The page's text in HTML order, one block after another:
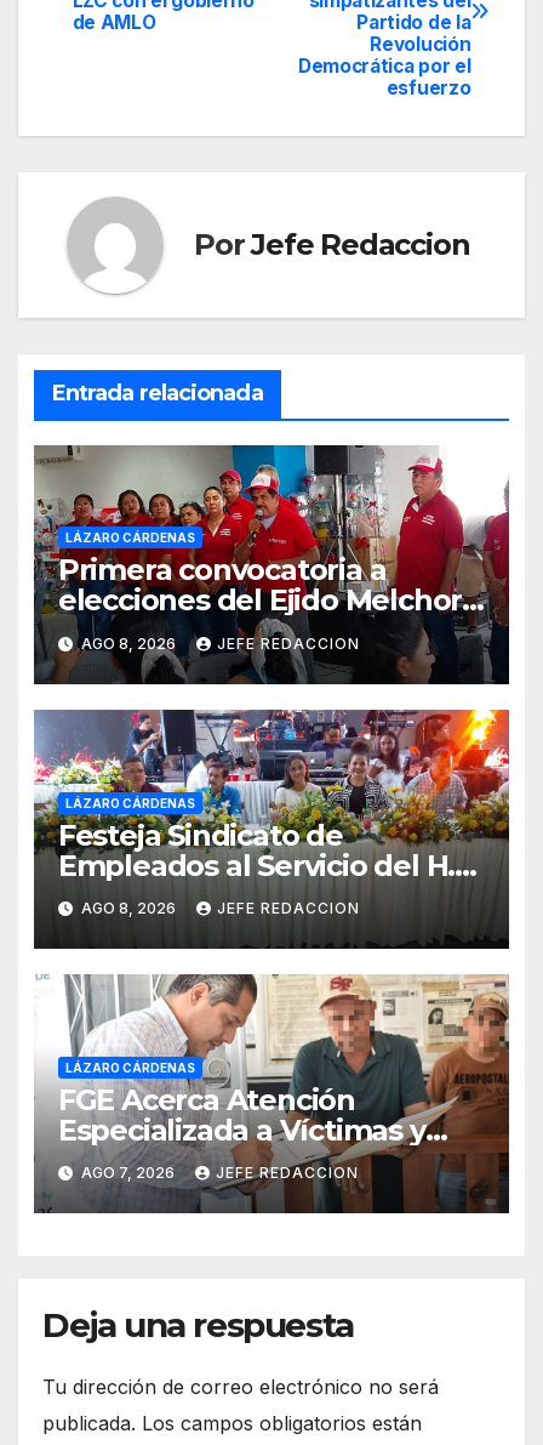
Partido de la
Revolución
Democrática por el
esfuerzo
de AMLO
PorJefe Redaccion
Entrada relacionada
LÁZARO CÁRDENAS
Primera convocatoria a
elecciones del Ejido Melchor
Ocampo en Lázaro Cárdenas
el domingo
AGO 8, 2026 JEFE REDACCION
LÁZARO CÁRDENAS
Festeja Sindicato de
Empleados al Servicio del H.
Ayuntamiento de LZC Día del
Empleado Municipal
AGO 8, 2026 JEFE REDACCION
LÁZARO CÁRDENAS
FGE Acerca Atención
Especializada a Víctimas y
Ciudadanía de Coalcomán
AGO 7, 2026 JEFE REDACCION
Deja una respuesta
Tu dirección de correo electrónico no será
publicada. Los campos obligatorios están